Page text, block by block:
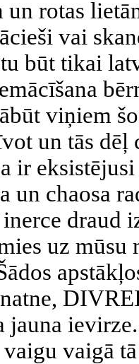
un rotas
vai
būt tikai
viņiem
un tās dēļ
ir
un chaosa
draud
uz
jauna
vaigā